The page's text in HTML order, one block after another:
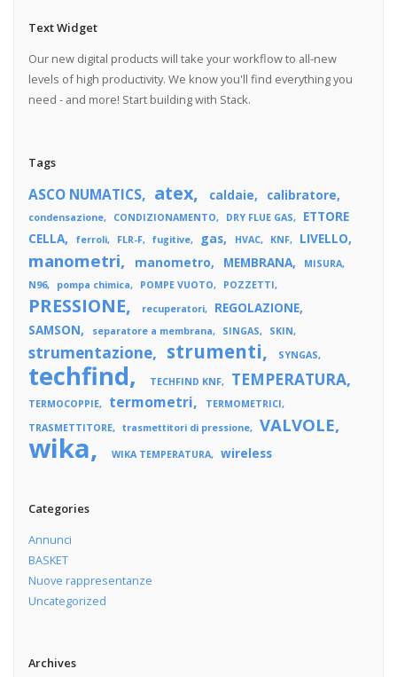
Text Widget
Our new digital products will take your workflow to all-new
levels of high productivity. We know you'll find everything you
need - and more! Start building with Stack.
Tags
ASCO NUMATICS atex caldaie calibratore
condensazione CONDIZIONAMENTO DRY FLUE GAS
ETTORE
CELLA
ferroli FLR-F fugitive gas HVAC KNF LIVELLO
manometri manometro MEMBRANA
MISURA
N96
pompa chimica POMPE VUOTO POZZETTI
PRESSIONE recuperatori
REGOLAZIONE
SAMSON
separatore a membrana SINGAS SKIN
strumentazione strumenti SYNGAS
techfind TECHFIND KNF TEMPERATURA
TERMOCOPPIE termometri
TERMOMETRICI
TRASMETTITORE
trasmettitori di pressione VALVOLE
wika WIKA TEMPERATURA wireless
Categories
Annunci
BASKET
Nuove rappresentanze
Uncategorized
Archives